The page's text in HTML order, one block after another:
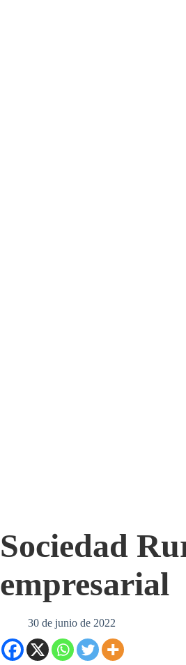
Sociedad
empresarial
30 de junio de 2022